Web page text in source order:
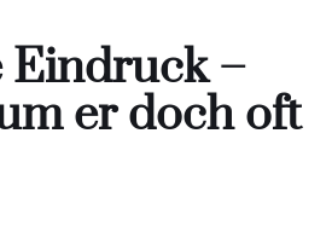
Eindruck –
er doch oft